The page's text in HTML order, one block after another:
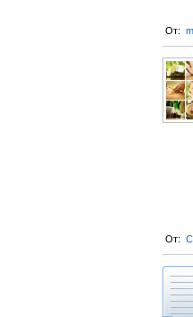
От:
От: